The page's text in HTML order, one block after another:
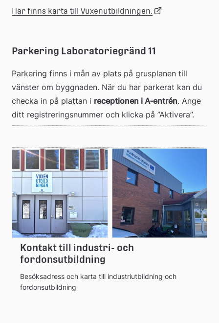
Här finns karta till Vuxenutbildningen. Länk
webbplats
Parkering Laboratoriegränd 11
Parkering finns i mån av plats på grusplanen till
vänster om byggnaden. När du har parkerat kan du
checka in på plattan i receptionen i A‑entrén. Ange
ditt registreringsnummer och klicka på ”Aktivera”.
Kontakt till industri- och
fordonsutbildning
Besöksadress och karta till industriutbildning och
fordonsutbildning